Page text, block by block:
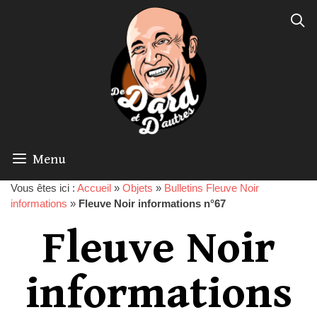
Menu
Vous êtes ici : Accueil » Objets » Bulletins Fleuve Noir
informations » Fleuve Noir informations n°67
Fleuve Noir
informations